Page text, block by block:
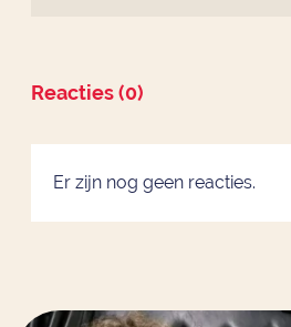
Reacties (0)
Er zijn nog geen reacties.